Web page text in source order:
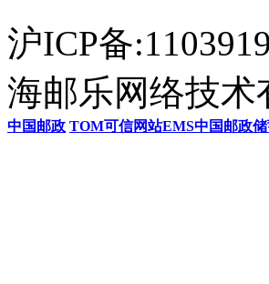
沪ICP备
海邮乐网络技术
中国邮政 TOM可信网站EMS中国邮政